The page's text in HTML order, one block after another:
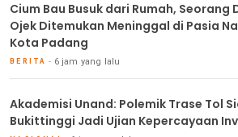
Cium Bau Busuk dari Rumah, Seorang
Ojek Ditemukan Meninggal di Pasia
Kota Padang
BERITA 6 jam yang lalu
Akademisi Unand: Polemik Trase Tol
Bukittinggi Jadi Ujian Kepercayaan